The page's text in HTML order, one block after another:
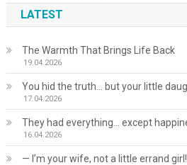
LATEST
The Warmth That Brings Life Back
19.04.2026
You hid the truth… but your little
17.04.2026
They had everything… except
16.04.2026
— I’m your wife, not a little errand